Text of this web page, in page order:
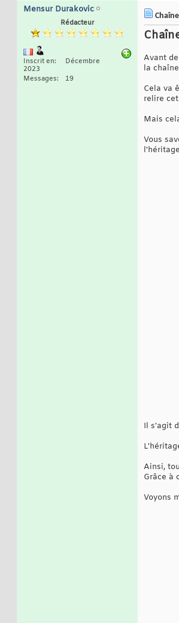
Mensur Durakovic
Rédacteur
Inscrit en
Décembre
2023
Messages
19
Avant
la
Cela va
relire
Mais
Vous
Il s'agit
Ainsi,
Grâce à
Voyons